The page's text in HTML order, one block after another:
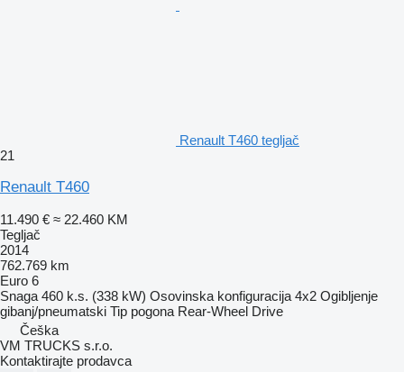
Renault T460 tegljač
21
Renault T460
11.490 € ≈ 22.460 KM
Tegljač
2014
762.769 km
Euro 6
Snaga 460 k.s. (338 kW) Osovinska konfiguracija 4x2 Ogibljenje
gibanj/pneumatski Tip pogona Rear-Wheel Drive
Češka
VM TRUCKS s.r.o.
Kontaktirajte prodavca